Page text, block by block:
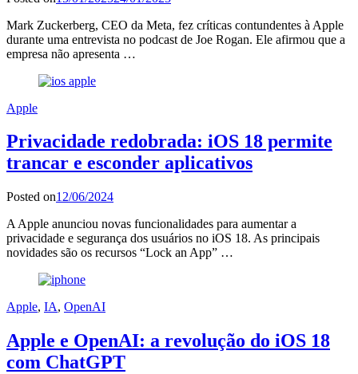
Mark Zuckerberg, CEO da Meta, fez críticas contundentes à Apple
durante uma entrevista no podcast de Joe Rogan. Ele afirmou que a
empresa não apresenta …
Apple
Privacidade redobrada: iOS 18 permite
trancar e esconder aplicativos
Posted on12/06/2024
A Apple anunciou novas funcionalidades para aumentar a
privacidade e segurança dos usuários no iOS 18. As principais
novidades são os recursos “Lock an App” …
Apple, IA, OpenAI
Apple e OpenAI: a revolução do iOS 18
com ChatGPT